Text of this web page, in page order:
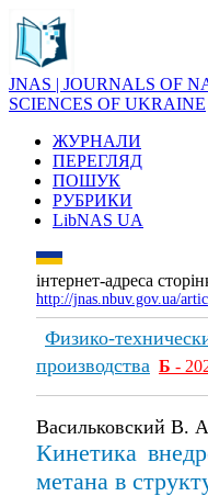
JNAS | JOURNALS OF
SCIENCES OF UKRAINE
ЖУРНАЛИ
ПЕРЕГЛЯД
ПОШУК
РУБРИКИ
LibNAS UA
інтернет-адреса
http://jnas.nbuv.gov.ua/
Физико-
производства Б -
Васильковский В.
Кинетика
метана в